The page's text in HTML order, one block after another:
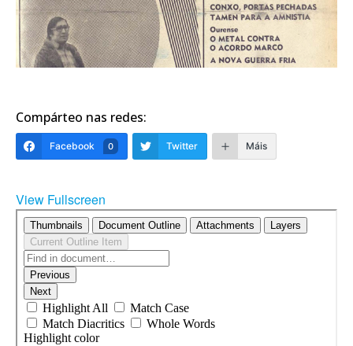
Compárteo nas redes:
Facebook 0 Twitter Máis
View Fullscreen